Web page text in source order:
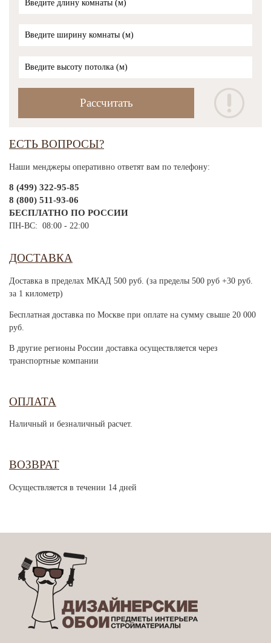
ЕСТЬ ВОПРОСЫ?
Наши менджеры оперативно ответят вам по телефону:
8 (499) 322-95-85
8 (800) 511-93-06
БЕСПЛАТНО ПО РОССИИ
ПН-ВС: 08:00 - 22:00
ДОСТАВКА
Доставка в пределах МКАД 500 руб. (за пределы 500 руб +30 руб.
за 1 километр)
Бесплатная доставка по Москве при оплате на сумму свыше 20 000
руб.
В другие регионы России доставка осуществляется через
транспортные компании
ОПЛАТА
Наличный и безналичный расчет.
ВОЗВРАТ
Осуществляется в течении 14 дней